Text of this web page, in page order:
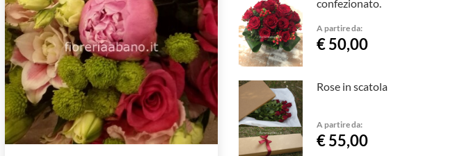
confezionato.
A partire da:
€ 50,00
Rose in scatola
A partire da:
€ 55,00